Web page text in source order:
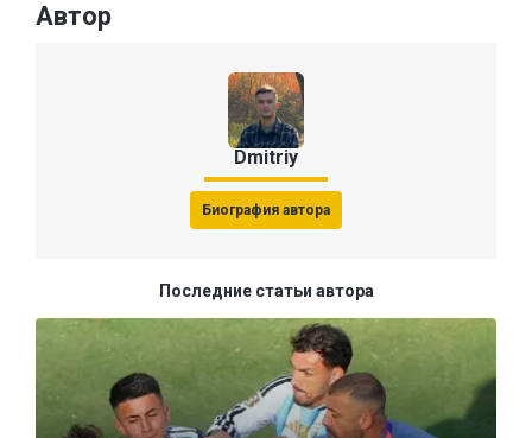
Автор
Dmitriy
Биография автора
Последние статьи автора